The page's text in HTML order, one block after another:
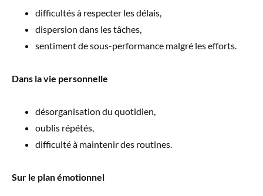
difficultés à respecter les délais,
dispersion dans les tâches,
sentiment de sous-performance malgré les efforts.
Dans la vie personnelle
désorganisation du quotidien,
oublis répétés,
difficulté à maintenir des routines.
Sur le plan émotionnel